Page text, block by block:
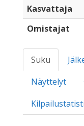
Kasvattaja
Omistajat
Suku
Näyttelyt